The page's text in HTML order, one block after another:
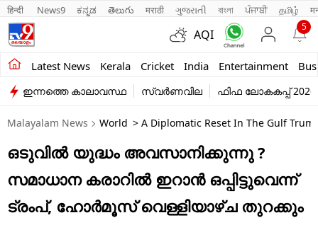
हिन्दी News9 ಕನ್ನಡ తెలుగు मराठी ગુજરાતી বাংলা ਪੰਜਾਬੀ தமிழ்
AQI
5
Latest News Kerala Cricket India Entertainment
Kerala
India
Entertainment
Business
Education
ഇന്നത്തെ കാലാവസ്ഥ സ്വർണവില ഫിഫ ലോകകപ്പ് 2026
Malayalam News World > A Diplomatic Reset In The Gulf
ഒടുവിൽ യുദ്ധം അവസാനിക്കുന്നു ?
സമാധാന കരാറിൽ ഇറാൻ ഒപ്പിട്ടുവെന്ന്
ട്രംപ്, ഹോർമൂസ് വെള്ളിയാഴ്ച തുറക്കും